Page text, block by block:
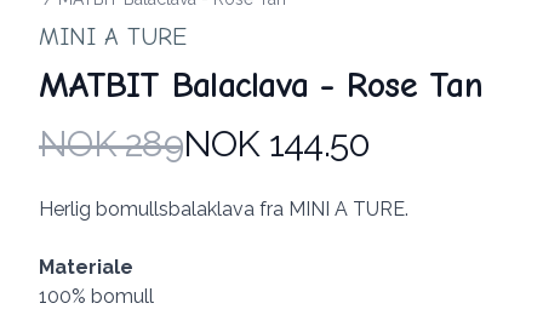
MINI A TURE
MATBIT Balaclava - Rose Tan
Produktdetaljer
NOK 289NOK 144.50
Description
Herlig bomullsbalaklava fra MINI A TURE.
Materiale
100% bomull